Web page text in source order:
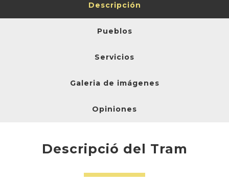
Descripción
Pueblos
Servicios
Galeria de imágenes
Opiniones
Descripció del Tram